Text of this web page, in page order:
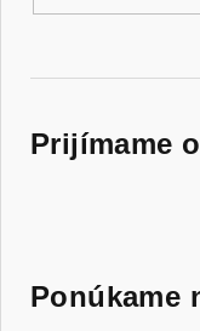
Prijímame
Ponúkame